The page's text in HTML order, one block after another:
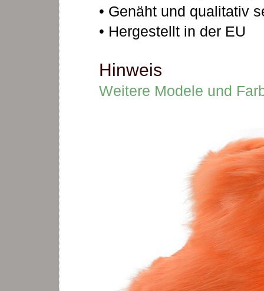
• Genäht und qualitativ
• Hergestellt in der EU
Hinweis
Weitere Modele und